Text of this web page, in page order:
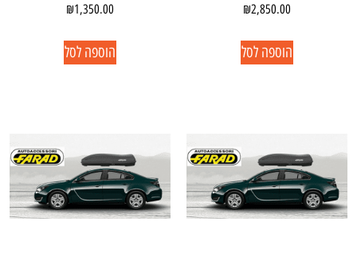
₪2,850.00
הוספה לסל
₪1,350.00
הוספה לסל